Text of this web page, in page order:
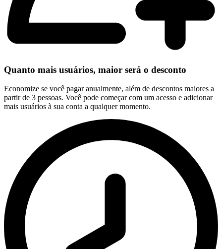
Quanto mais usuários, maior será o desconto
Economize se você pagar anualmente, além de descontos maiores a
partir de 3 pessoas. Você pode começar com um acesso e adicionar
mais usuários à sua conta a qualquer momento.